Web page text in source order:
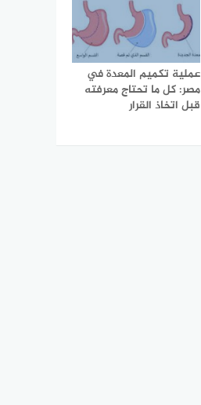
عملية تكميم المعدة في
مصر: كل ما تحتاج معرفته
قبل اتخاذ القرار